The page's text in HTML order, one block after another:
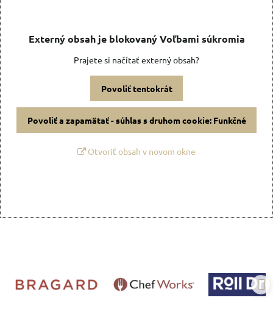
Externý obsah je blokovaný Voľbami súkromia
Prajete si načítať externý obsah?
Povoliť tentokrát
Povoliť a zapamätať - súhlas s druhom cookie: Funkčné
Otvoriť obsah v novom okne